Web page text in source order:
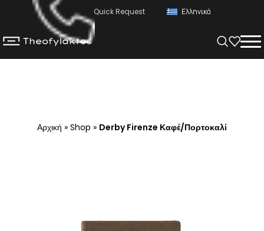
Quick Request Ελληνικά
Αρχική » Shop » Derby Firenze Καφέ/Πορτοκαλί